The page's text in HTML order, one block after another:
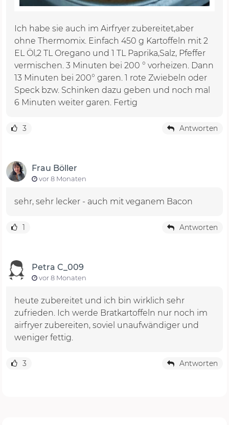
Ich habe sie auch im Airfryer zubereitet,aber
ohne Thermomix. Einfach 450 g Kartoffeln mit 2
EL Öl,2 TL Oregano und 1 TL Paprika,Salz, Pfeffer
vermischen. 3 Minuten bei 200 ° vorheizen. Dann
13 Minuten bei 200° garen. 1 rote Zwiebeln oder
Speck bzw. Schinken dazu geben und noch mal
6 Minuten weiter garen. Fertig
3 Antworten
Frau Böller
vor 8 Monaten
sehr, sehr lecker - auch mit veganem Bacon
1 Antworten
Petra C_009
vor 8 Monaten
heute zubereitet und ich bin wirklich sehr
zufrieden. Ich werde Bratkartoffeln nur noch im
airfryer zubereiten, soviel unaufwändiger und
weniger fettig.
3 Antworten